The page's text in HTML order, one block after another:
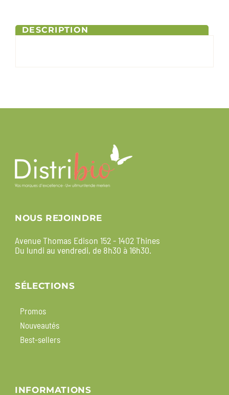
DESCRIPTION
NOUS REJOINDRE
Avenue Thomas Edison 152 - 1402 Thines
Du lundi au vendredi, de 8h30 à 16h30.
SÉLECTIONS
Promos
Nouveautés
Best-sellers
INFORMATIONS